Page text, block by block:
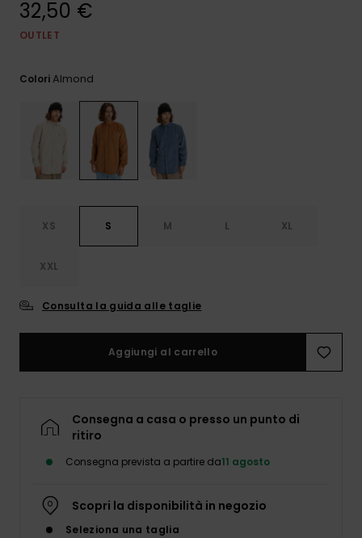
32,50 €
OUTLET
ColoriAlmond
XS S M L XL
XXL
Consulta la guida alle taglie
Aggiungi al carrello
Consegna a casa o presso un punto di
ritiro
Consegna prevista a partire da11 agosto
Scopri la disponibilità in negozio
Seleziona una taglia